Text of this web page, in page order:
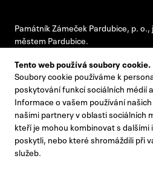
Památník Zámeček Pardubice, p.
městem Pardubice.
zamecek@zamecek-memorial.cz
+420 732 895 221
Kontakty
Tento web používá soubory cookie.
Soubory cookie používáme k
poskytování funkcí sociálních médií
Informace o vašem používání
našimi partnery v oblasti sociálních
kteří je mohou kombinovat s
poskytli, nebo které shromáždili při
služeb.